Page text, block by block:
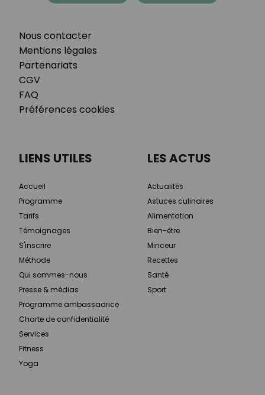
Nous contacter
Mentions légales
Partenariats
CGV
FAQ
Préférences cookies
LIENS UTILES
Accueil
Programme
Tarifs
Témoignages
S'inscrire
Méthode
Qui sommes-nous
Presse & médias
Programme ambassadrice
Charte de confidentialité
Services
Fitness
Yoga
LES ACTUS
Actualités
Astuces culinaires
Alimentation
Bien-être
Minceur
Recettes
Santé
Sport